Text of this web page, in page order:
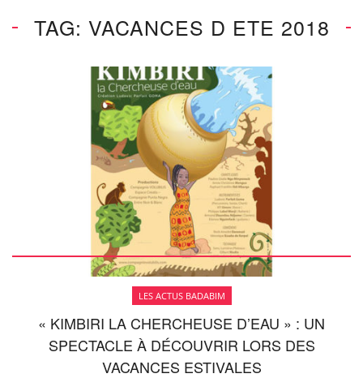
TAG: VACANCES D ETE 2018
LES ACTUS BADABIM
« KIMBIRI LA CHERCHEUSE D’EAU » : UN
SPECTACLE À DÉCOUVRIR LORS DES
VACANCES ESTIVALES